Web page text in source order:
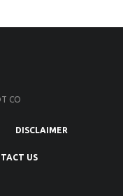
CO
DISCLAIMER
US